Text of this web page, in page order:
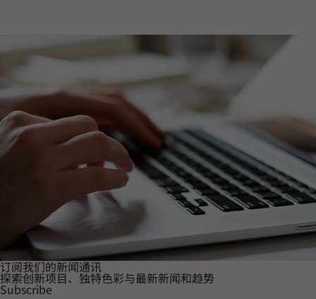
订阅我们的新闻通讯
探索创新项目、独特色彩与最新新闻和趋势
Subscribe